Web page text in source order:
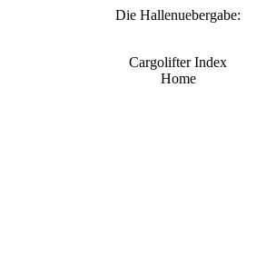
Die Hallenuebergabe:
Cargolifter Index
Home